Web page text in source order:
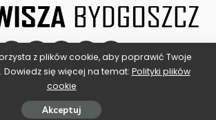
©2025 ZAWISZA BYDGOSZCZ
z plików cookie, aby poprawić Twoje
się więcej na temat: Polityki plików
cookie
Akceptuj